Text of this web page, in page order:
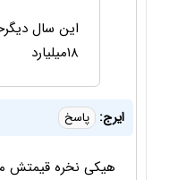
۱۸میلیارد
ایرج: پاسخ
هیکی نخره قیمتش